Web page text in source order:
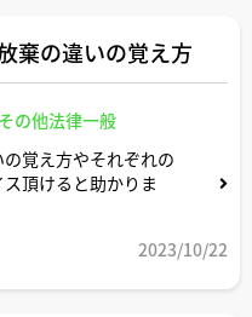
棄の違いの覚え方
の他法律一般
覚え方やそれぞれの
頂けると助かりま
手分野です。。2023/10/22